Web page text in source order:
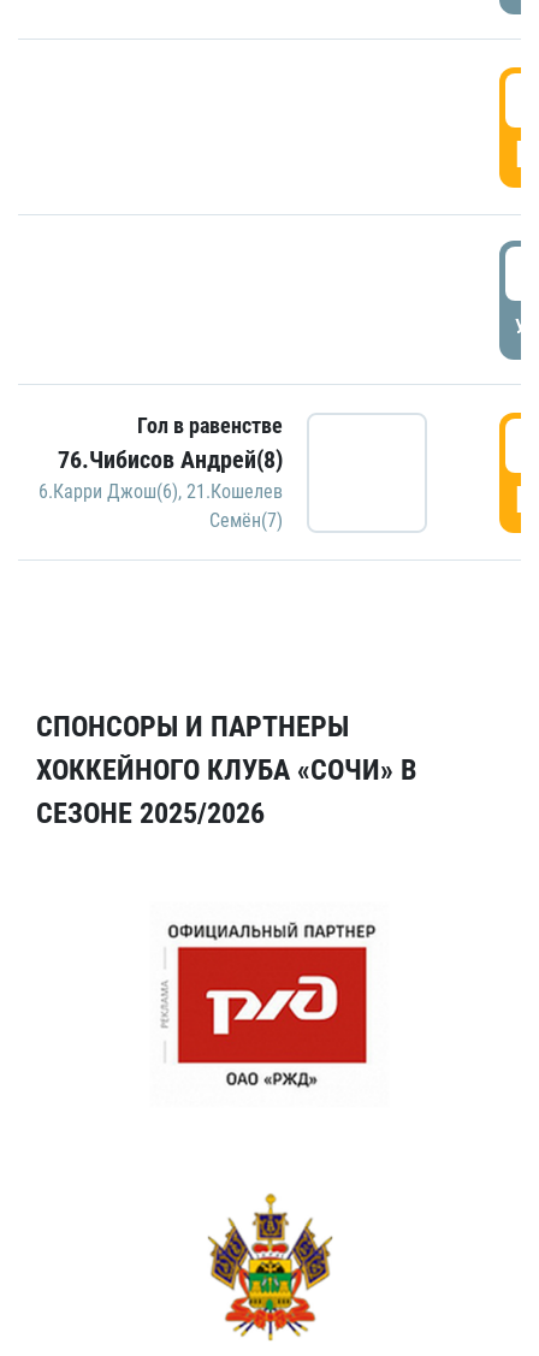
Гол в равенстве
76.Чибисов Андрей(8)
6.Карри Джош(6), 21.Кошелев
Семён(7)
СПОНСОРЫ И ПАРТНЕРЫ
ХОККЕЙНОГО КЛУБА «СОЧИ» В
СЕЗОНЕ 2025/2026